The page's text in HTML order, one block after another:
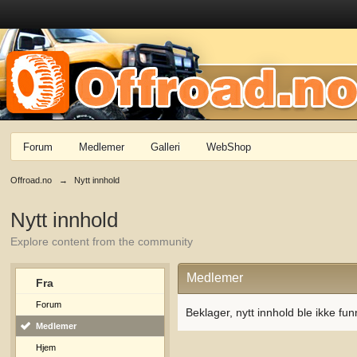
Forum Medlemer Galleri WebShop
Offroad.no → Nytt innhold
Nytt innhold
Explore content from the community
Fra
Forum
Medlemer
Hjem
Medlemer
Beklager, nytt innhold ble ikke